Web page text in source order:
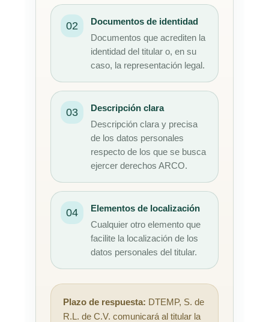
02 Documentos de identidad
Documentos que acrediten la
identidad del titular o, en su
caso, la representación legal.
03 Descripción clara
Descripción clara y precisa
de los datos personales
respecto de los que se busca
ejercer derechos ARCO.
04 Elementos de localización
Cualquier otro elemento que
facilite la localización de los
datos personales del titular.
Plazo de respuesta: DTEMP, S. de
R.L. de C.V. comunicará al titular la